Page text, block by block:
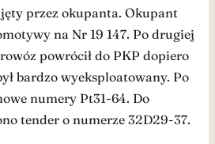
przez okupanta. Okupant
na Nr 19 147. Po drugiej
powrócił do PKP dopiero
bardzo wyeksploatowany. Po
numery Pt31-64. Do
tender o numerze 32D29-37.